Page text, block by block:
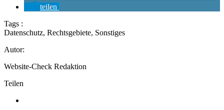
teilen
Tags :
Datenschutz, Rechtsgebiete, Sonstiges
Autor:
Website-Check Redaktion
Teilen